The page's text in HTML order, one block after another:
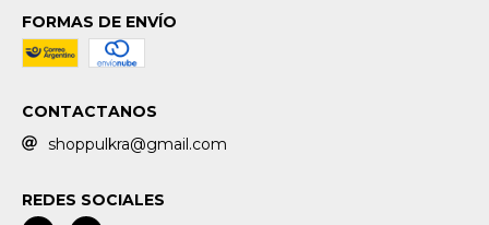
FORMAS DE ENVÍO
CONTACTANOS
shoppulkra@gmail.com
REDES SOCIALES